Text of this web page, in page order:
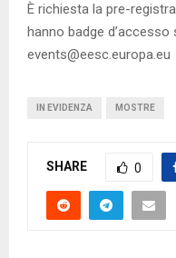
È richiesta la pre-
hanno badge
events@eesc.europa.eu
IN EVIDENZA MOSTRE
SHARE 0